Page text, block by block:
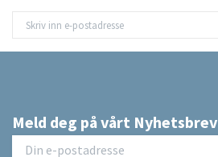
Meld deg på vårt Nyhetsbrev